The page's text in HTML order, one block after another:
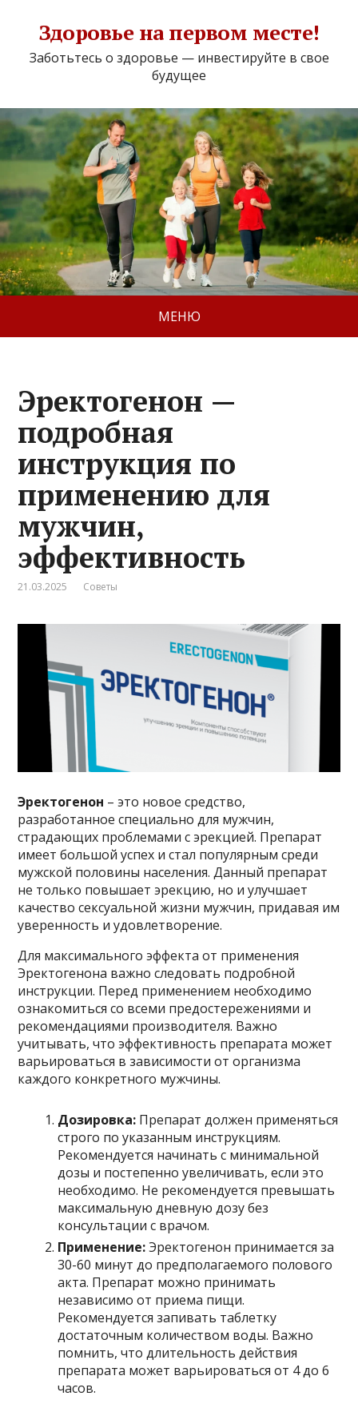
Здоровье на первом месте!
Заботьтесь о здоровье — инвестируйте в свое
будущее
МЕНЮ
Эректогенон —
подробная
инструкция по
применению для
мужчин,
эффективность
21.03.2025 Советы
Эректогенон – это новое средство,
разработанное специально для мужчин,
страдающих проблемами с эрекцией. Препарат
имеет большой успех и стал популярным среди
мужской половины населения. Данный препарат
не только повышает эрекцию, но и улучшает
качество сексуальной жизни мужчин, придавая им
уверенность и удовлетворение.
Для максимального эффекта от применения
Эректогенона важно следовать подробной
инструкции. Перед применением необходимо
ознакомиться со всеми предостережениями и
рекомендациями производителя. Важно
учитывать, что эффективность препарата может
варьироваться в зависимости от организма
каждого конкретного мужчины.
Дозировка: Препарат должен применяться
строго по указанным инструкциям.
Рекомендуется начинать с минимальной
дозы и постепенно увеличивать, если это
необходимо. Не рекомендуется превышать
максимальную дневную дозу без
консультации с врачом.
Применение:Эректогенон принимается за
30-60 минут до предполагаемого полового
акта. Препарат можно принимать
независимо от приема пищи.
Рекомендуется запивать таблетку
достаточным количеством воды. Важно
помнить, что длительность действия
препарата может варьироваться от 4 до 6
часов.